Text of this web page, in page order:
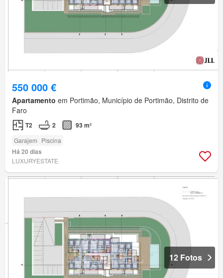
550 000 €
Apartamento em Portimão, Município de Portimão, Distrito de
Faro
T2 2 93 m²
Garajem Piscina
Há 20 dias
LUXURYESTATE
12 Fotos